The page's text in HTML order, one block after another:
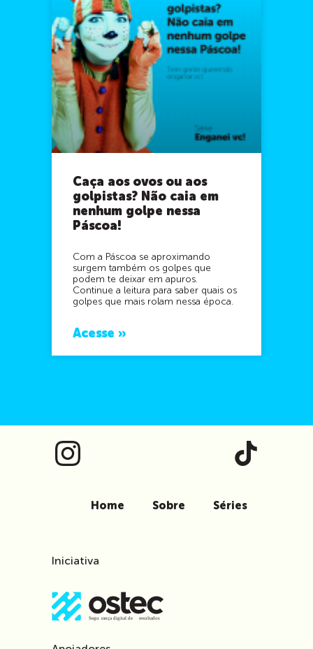
Caça aos ovos ou aos
golpistas? Não caia em
nenhum golpe nessa
Páscoa!
Com a Páscoa se aproximando
surgem também os golpes que
podem te deixar em apuros.
Continue a leitura para saber quais os
golpes que mais rolam nessa época.
Acesse »
Home Sobre Séries
Iniciativa